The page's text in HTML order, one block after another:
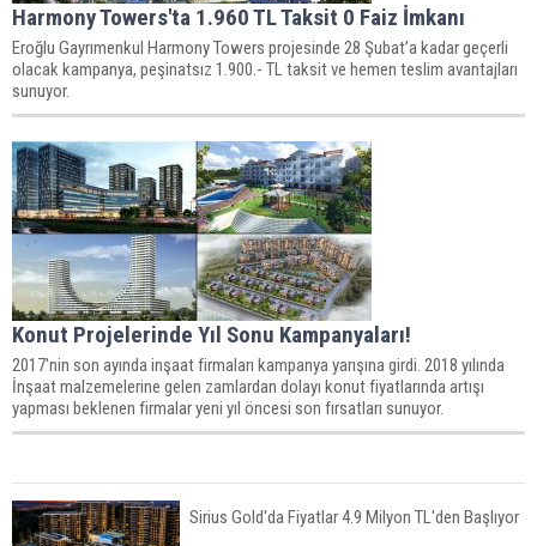
Harmony Towers'ta 1.960 TL Taksit 0 Faiz İmkanı
Eroğlu Gayrımenkul Harmony Towers projesinde 28 Şubat’a kadar geçerli
olacak kampanya, peşinatsız 1.900.- TL taksit ve hemen teslim avantajları
sunuyor.
Konut Projelerinde Yıl Sonu Kampanyaları!
2017'nin son ayında inşaat firmaları kampanya yarışına girdi. 2018 yılında
İnşaat malzemelerine gelen zamlardan dolayı konut fiyatlarında artışı
yapması beklenen firmalar yeni yıl öncesi son fırsatları sunuyor.
Sirius Gold'da Fiyatlar 4.9 Milyon TL'den Başlıyor